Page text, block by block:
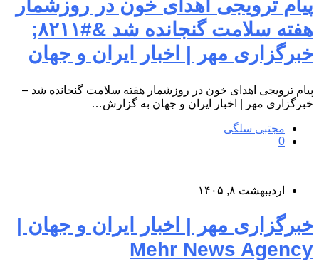
پیام ترویجی اهدای خون در روزشمار
هفته سلامت گنجانده شد &#۸۲۱۱;
خبرگزاری مهر | اخبار ایران و جهان
پیام ترویجی اهدای خون در روزشمار هفته سلامت گنجانده شد –
خبرگزاری مهر | اخبار ایران و جهان به گزارش…
مجتبی سلگی
0
اردیبهشت ۸, ۱۴۰۵
خبرگزاری مهر | اخبار ایران و جهان |
Mehr News Agency